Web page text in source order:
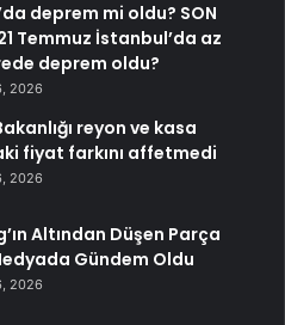
deprem mi oldu? SON
Temmuz İstanbul’da az
deprem oldu?
2026
reyon ve kasa
fiyat farkını affetmedi
2026
Altından Düşen Parça
Gündem Oldu
2026